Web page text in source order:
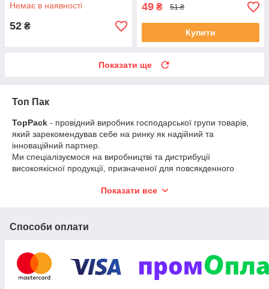
Немає в наявності
52 ₴
49 ₴ 51 ₴
Купити
Показати ще
Топ Пак
TopPack - провідний виробник господарської групи товарів,
який зарекомендував себе на ринку як надійний та
інноваційний партнер.
Ми спеціалізуємося на виробництві та дистрибуції
високоякісної продукції, призначеної для повсякденного
Компанія заснована в 2002 році, "ТОРРАСК" почала з
включивши до нього фольгу,пергамент,пакети для сміття,
«Toppack» безперервно працює над покращенням своїх
продуктів та розширенням асортименту.
Ми інвестуємо у розробки, щоб пропонувати нашим клієнтам
Показати все
Способи оплати